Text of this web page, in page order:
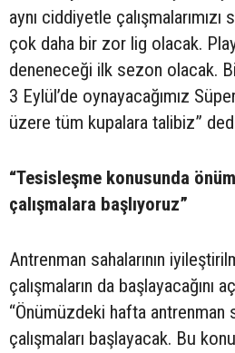
aynı ciddiyetle
çok daha bir zor lig olacak.
deneneceği ilk sezon olacak.
3 Eylül’de oynayacağımız
üzere tüm kupalara talibiz”
“Tesisleşme konusunda
çalışmalara başlıyoruz”
Antrenman sahalarının
çalışmaların da başlayacağını
“Önümüzdeki hafta antrenman
çalışmaları başlayacak. Bu